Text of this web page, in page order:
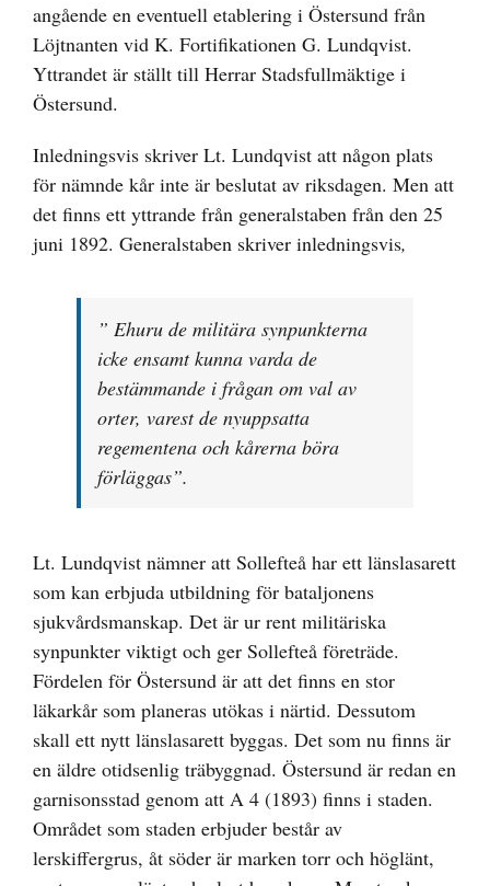
angående en eventuell etablering i Östersund från
Löjtnanten vid K. Fortifikationen G. Lundqvist.
Yttrandet är ställt till Herrar Stadsfullmäktige i
Östersund.
Inledningsvis skriver Lt. Lundqvist att någon plats
för nämnde kår inte är beslutat av riksdagen. Men att
det finns ett yttrande från generalstaben från den 25
juni 1892. Generalstaben skriver inledningsvis,
” Ehuru de militära synpunkterna
icke ensamt kunna varda de
bestämmande i frågan om val av
orter, varest de nyuppsatta
regementena och kårerna böra
förläggas”.
Lt. Lundqvist nämner att Sollefteå har ett länslasarett
som kan erbjuda utbildning för bataljonens
sjukvårdsmanskap. Det är ur rent militäriska
synpunkter viktigt och ger Sollefteå företräde.
Fördelen för Östersund är att det finns en stor
läkarkår som planeras utökas i närtid. Dessutom
skall ett nytt länslasarett byggas. Det som nu finns är
en äldre otidsenlig träbyggnad. Östersund är redan en
garnisonsstad genom att A 4 (1893) finns i staden.
Området som staden erbjuder består av
lerskiffergrus, åt söder är marken torr och höglänt,